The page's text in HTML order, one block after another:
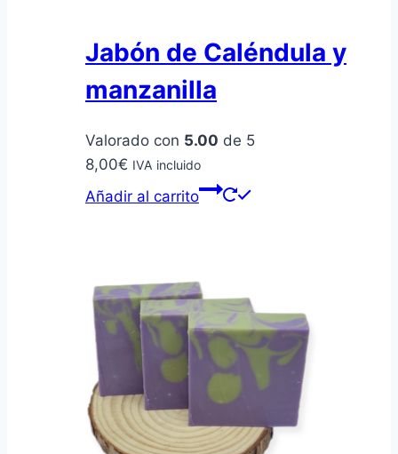
Jabón de Caléndula y
manzanilla
Valorado con 5.00 de 5
8,00€ IVA incluido
Añadir al carrito